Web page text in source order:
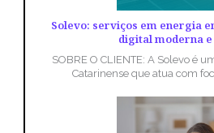
Solevo: serviços em energia
digital moderna
SOBRE O CLIENTE: A Solevo é
Catarinense que atua com